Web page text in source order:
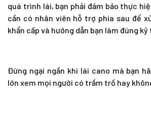
quá trình lái, bạn phải đảm bảo thực
cần có nhân viên hỗ trợ phía sau để
khẩn cấp và hướng dẫn bạn làm đúng
Đừng ngại ngần khi lái cano mà bạn
lớn xem mọi người có trầm trồ hay